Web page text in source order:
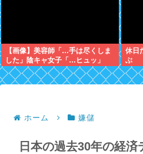
【画像】美容師「…手は尽くしま
した」陰キャ女子「…ヒュッ」
休日
ぶ
ホーム 嫌儲
日本の過去30年の経